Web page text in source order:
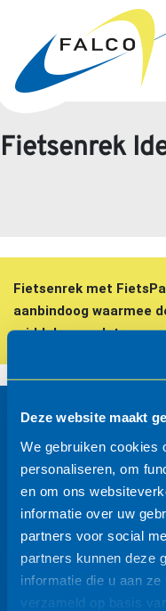
Deze website maakt
We gebruiken cookies
personaliseren, om
en om ons
informatie over uw
partners voor social
partners kunnen deze
informatie die u aan
verzameld op basis
Fietsenrek
Fietsenrek met
aanbindoog waarmee
middels een slot.
Eigenschappen
Fietsenrekken
Fietsparkeren
breedte (mm): 415
hoogte (mm): 832
massief staal diam.
aanbindoog op elke
afgeronde liggers
lengte (mm)